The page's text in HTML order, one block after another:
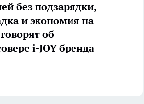
без подзарядки,
и экономия на
об
i-JOY бренда